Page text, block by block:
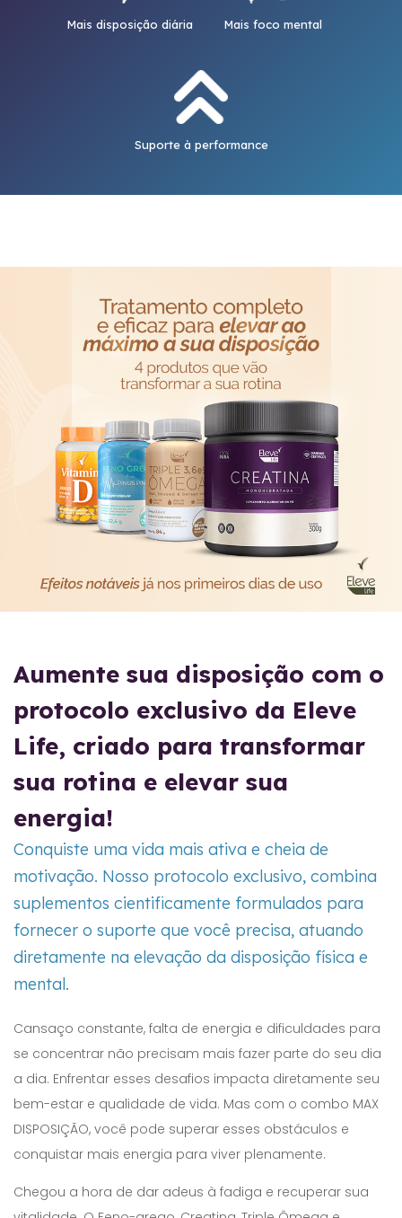
Mais disposição diária Mais foco mental
Suporte à performance
Aumente sua disposição com o
protocolo exclusivo da Eleve
Life, criado para transformar
sua rotina e elevar sua
energia!
Conquiste uma vida mais ativa e cheia de
motivação. Nosso protocolo exclusivo, combina
suplementos cientificamente formulados para
fornecer o suporte que você precisa, atuando
diretamente na elevação da disposição física e
mental.
Cansaço constante, falta de energia e dificuldades para
se concentrar não precisam mais fazer parte do seu dia
a dia. Enfrentar esses desafios impacta diretamente seu
bem-estar e qualidade de vida. Mas com o combo MAX
DISPOSIÇÃO, você pode superar esses obstáculos e
conquistar mais energia para viver plenamente.
Chegou a hora de dar adeus à fadiga e recuperar sua